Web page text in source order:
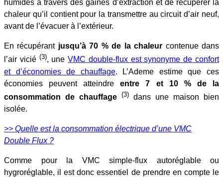
humides à travers des gaines d’extraction et de récupérer la
chaleur qu’il contient pour la transmettre au circuit d’air neuf,
avant de l’évacuer à l’extérieur.
En récupérant jusqu’à 70 % de la chaleur contenue dans
l’air vicié (3), uneVMC double-flux est synonyme de confort
et d’économies de chauffage. L’Ademe estime que ces
économies peuvent atteindreentre 7 et 10 % de la
consommation de chauffage (3) dans une maison bien
isolée.
>> Quelle est la consommation électrique d’une VMC
Double Flux ?
Comme pour la VMC simple-flux autoréglable ou
hygroréglable, il est donc essentiel de prendre en compte le